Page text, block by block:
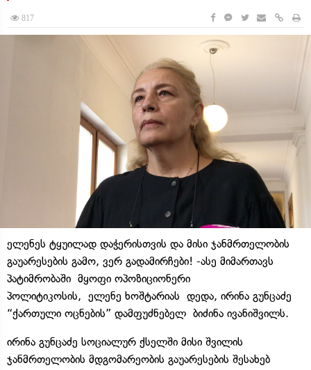
817
ელენეს ტყუილად დაჭერისთვის და მისი ჯანმრთელობის
გაუარესების გამო, ვერ გადამირჩები! -ასე მიმართავს
პატიმრობაში მყოფი ოპოზიციონერი
პოლიტიკოსის, ელენე ხოშტარიას დედა, ირინა გუნცაძე
“ქართული ოცნების” დამფუძნებელ ბიძინა ივანიშვილს.
ირინა გუნცაძე სოციალურ ქსელში მისი შვილის
ჯანმრთელობის მდგომარეობის გაუარესების შესახებ